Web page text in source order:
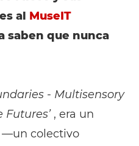
al MuseIT
saben que nunca
- Multisensory
, era un
—un colectivo